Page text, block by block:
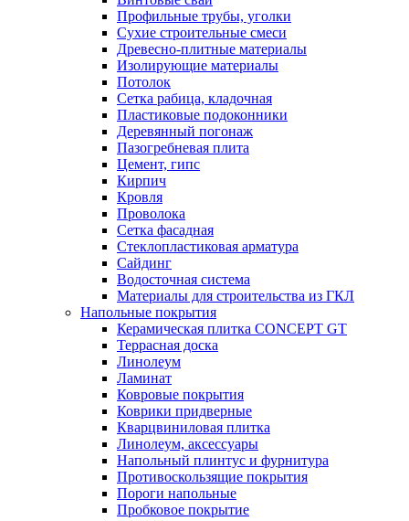
Профильные трубы, уголки
Сухие строительные смеси
Древесно-плитные материалы
Изолирующие материалы
Потолок
Сетка рабица, кладочная
Пластиковые подоконники
Деревянный погонаж
Пазогребневая плита
Цемент, гипс
Кирпич
Кровля
Проволока
Сетка фасадная
Стеклопластиковая арматура
Сайдинг
Водосточная система
Материалы для строительства из ГКЛ
Напольные покрытия
Керамическая плитка CONCEPT GT
Террасная доска
Линолеум
Ламинат
Ковровые покрытия
Коврики придверные
Кварцвиниловая плитка
Линолеум, аксессуары
Напольный плинтус и фурнитура
Противоскользящие покрытия
Пороги напольные
Пробковое покрытие